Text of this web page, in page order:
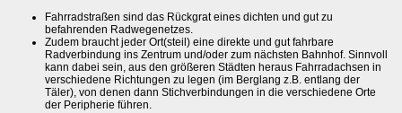
Fahrradstraßen sind das Rückgrat eines dichten und gut zu
befahrenden Radwegenetzes.
Zudem braucht jeder Ort(steil) eine direkte und gut fahrbare
Radverbindung ins Zentrum und/oder zum nächsten Bahnhof. Sinnvoll
kann dabei sein, aus den größeren Städten heraus Fahrradachsen in
verschiedene Richtungen zu legen (im Berglang z.B. entlang der
Täler), von denen dann Stichverbindungen in die verschiedene Orte
der Peripherie führen.